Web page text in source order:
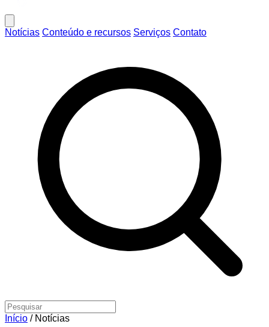
Notícias Conteúdo e recursos Serviços Contato
Início / Notícias